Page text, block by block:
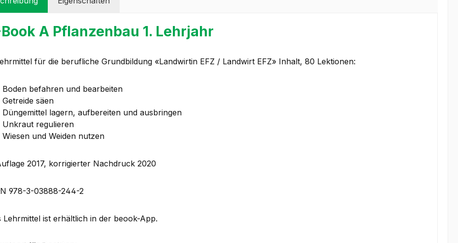
A Pflanzenbau 1. Lehrjahr
für die berufliche Grundbildung «Landwirtin EFZ / Landwirt EFZ» Inhalt, 80 Lektionen:
Boden befahren und bearbeiten
Getreide säen
Düngemittel lagern, aufbereiten und ausbringen
Unkraut regulieren
Wiesen und Weiden nutzen
2017, korrigierter Nachdruck 2020
978-3-03888-244-2
Lehrmittel ist erhältlich in der beook-App.